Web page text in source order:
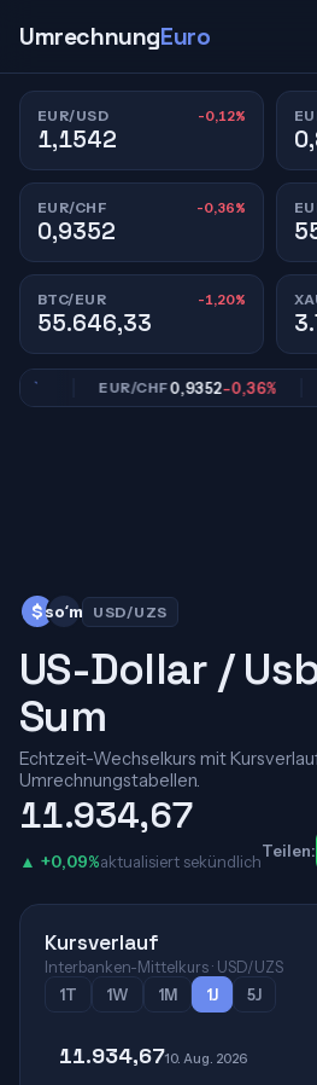
UmrechnungEuro
EUR/USD -0,12%
1,1542
EUR/CHF -0,36%
0,9352
BTC/EUR -1,20%
55.646,33
EUR/CHF0,9352-0,36%
$soʻm USD/UZS
US-Dollar /
Sum
Echtzeit-Wechselkurs mit
Umrechnungstabellen.
11.934,67
▲ +0,09%aktualisiert sekündlich
Teilen:
Kursverlauf
Interbanken-Mittelkurs · USD/UZS
1T
1W 1M 1J 5J
11.934,6710. Aug. 2026